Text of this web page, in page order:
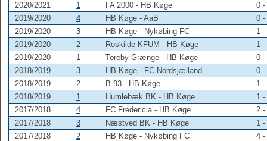
2020/2021
1 FA 2000 - HB Køge
0 -
2019/2020
4 HB Køge - AaB
0 -
2019/2020
3 HB Køge - Nykøbing FC
1 -
2019/2020
2 Roskilde KFUM - HB Køge
1 -
2019/2020
1 Toreby-Grænge - HB Køge
0 -
2018/2019
3 HB Køge - FC Nordsjælland
0 -
2018/2019
2 B.93 - HB Køge
1 -
2018/2019
1 Humlebæk BK - HB Køge
1 -
2017/2018
4 FC Fredericia - HB Køge
2 -
2017/2018
3 Næstved BK - HB Køge
1 -
2017/2018
2 HB Køge - Nykøbing FC
4 -